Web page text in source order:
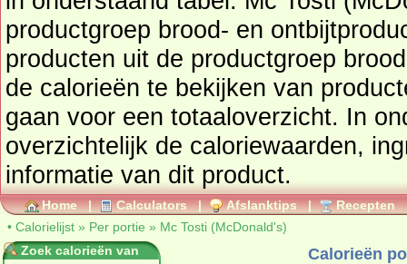
productgroep brood- en
producten uit de productgroep
de calorieën te bekijken van
gaan voor een totaaloverzicht. In onderstaand tabel vindt u
overzichtelijk de caloriewaarden, ingrediënten en allergenen
informatie van dit product.
Home | Calculators | Afslanktips | Recepten
• Calorielijst » Per portie » Mc Tosti (McDonald's)
Zoek calorieën van
Calorieën